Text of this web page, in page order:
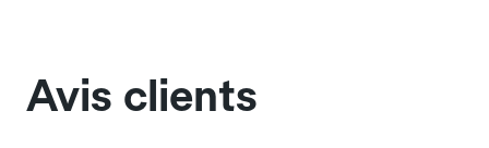
Avis clients